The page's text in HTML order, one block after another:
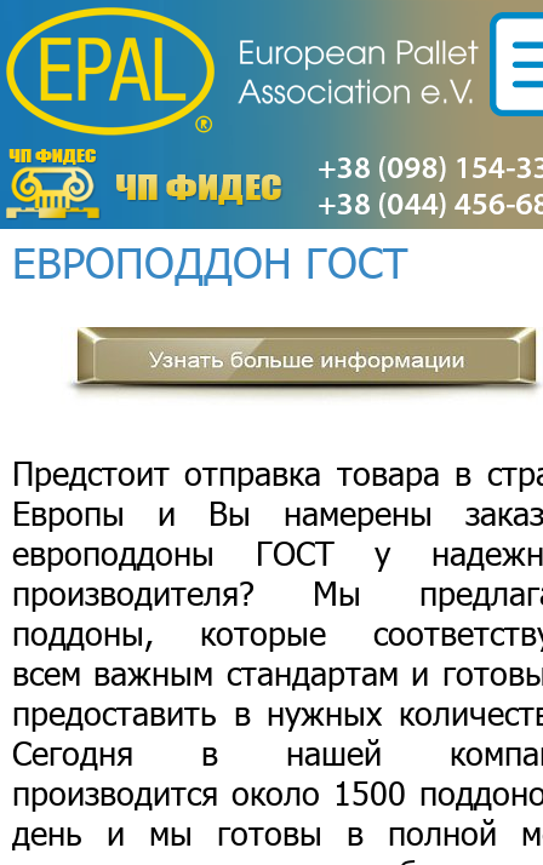
ЕВРОПОДДОН ГОСТ
Предстоит отправка товара в
Европы и Вы намерены
европоддоны ГОСТ у
производителя? Мы
поддоны, которые
всем важным стандартам и
предоставить в нужных
Сегодня в нашей
производится около 1500
день и мы готовы в полной